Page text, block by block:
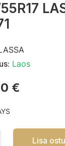
Laos
€
Lisa